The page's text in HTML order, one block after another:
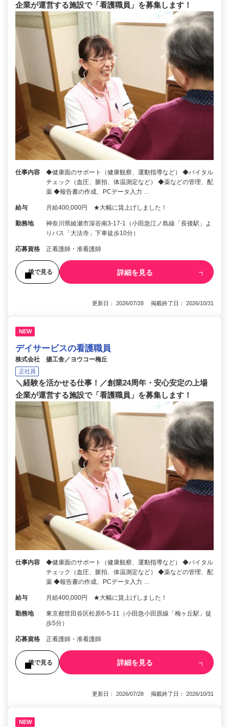
企業が運営する施設で「看護職員」を募集します！
仕事内容
◆健康面のサポート（健康観察、運動指導など） ◆バイタル
チェック（血圧、脈拍、体温測定など） ◆薬などの管理、配
薬 ◆報告書の作成、PCデータ入力 …
給与 月給400,000円 ★大幅に賃上げしました！
勤務地
神奈川県綾瀬市深谷南3-17-1（小田急江ノ島線「長後駅」よ
りバス「大法寺」下車徒歩10分）
応募資格 正看護師・准看護師
後で見る 詳細を見る
更新日： 2026/07/28 掲載終了日： 2026/10/31
NEW
デイサービスの看護職員
株式会社 揚工舎／ヨウコー梅丘
正社員
＼経験を活かせる仕事！／創業24周年・安心安定の上場
企業が運営する施設で「看護職員」を募集します！
仕事内容
◆健康面のサポート（健康観察、運動指導など） ◆バイタル
チェック（血圧、脈拍、体温測定など） ◆薬などの管理、配
薬 ◆報告書の作成、PCデータ入力 …
給与 月給400,000円 ★大幅に賃上げしました！
勤務地
東京都世田谷区松原6-5-11（小田急小田原線「梅ヶ丘駅」徒
歩5分）
応募資格 正看護師・准看護師
後で見る 詳細を見る
更新日： 2026/07/28 掲載終了日： 2026/10/31
NEW